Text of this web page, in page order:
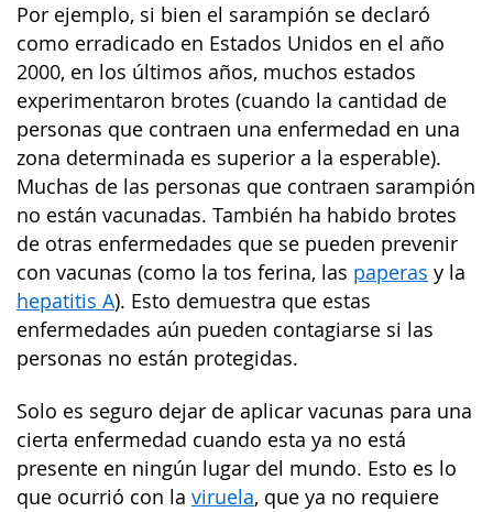
Por ejemplo, si bien el sarampión se declaró
como erradicado en Estados Unidos en el año
2000, en los últimos años, muchos estados
experimentaron brotes (cuando la cantidad de
personas que contraen una enfermedad en una
zona determinada es superior a la esperable).
Muchas de las personas que contraen sarampión
no están vacunadas. También ha habido brotes
de otras enfermedades que se pueden prevenir
con vacunas (como la tos ferina, las paperas y la
hepatitis A). Esto demuestra que estas
enfermedades aún pueden contagiarse si las
personas no están protegidas.
Solo es seguro dejar de aplicar vacunas para una
cierta enfermedad cuando esta ya no está
presente en ningún lugar del mundo. Esto es lo
que ocurrió con la viruela, que ya no requiere